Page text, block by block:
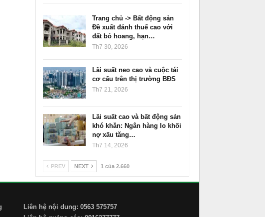
Trang chủ -> Bất động sản
Đề xuất đánh thuế cao với
đất bỏ hoang, hạn…
Th7 30, 2026
Lãi suất neo cao và cuộc tái
cơ cấu trên thị trường BĐS
Th7 21, 2026
Lãi suất cao và bất động sản
khó khăn: Ngân hàng lo khối
nợ xấu tăng…
Th7 14, 2026
PREV NEXT 1 của 2.660
Liên hệ nội dung: 0563 575757